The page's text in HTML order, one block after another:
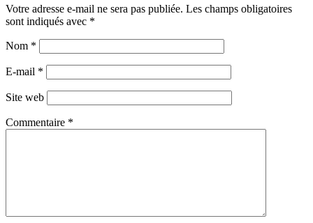
Votre adresse e-mail ne sera pas publiée. Les champs obligatoires
sont indiqués avec *
Nom *
E-mail *
Site web
Commentaire *